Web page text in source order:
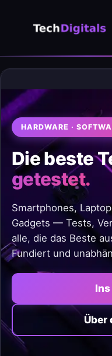
HARDWARE ·
Die beste
getestet.
Smartphones,
Gadgets — Tests,
alle, die das Beste
Fundiert und
Über